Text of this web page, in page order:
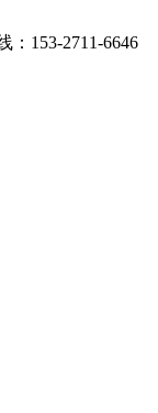
：153-2711-6646